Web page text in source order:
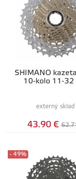
SHIMANO
externý sklad
43.90 €
- 49%